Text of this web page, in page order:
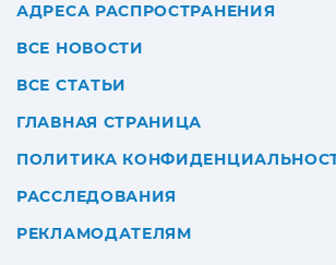
АДРЕСА РАСПРОСТРАНЕНИЯ
ВСЕ НОВОСТИ
ВСЕ СТАТЬИ
ГЛАВНАЯ СТРАНИЦА
ПОЛИТИКА
РАССЛЕДОВАНИЯ
РЕКЛАМОДАТЕЛЯМ